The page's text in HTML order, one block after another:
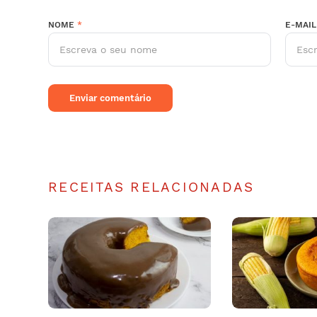
NOME * E-
RECEITAS RELACIONADAS